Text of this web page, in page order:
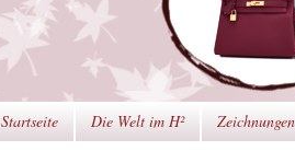
Startseite Die Welt im H² Zeichnungen